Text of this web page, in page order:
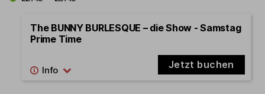
The BUNNY BURLESQUE – die Show - Samstag
Prime Time
Jetzt buchen